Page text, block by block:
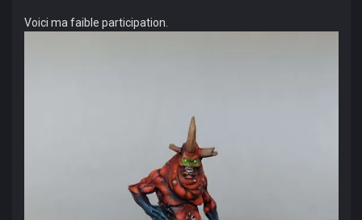
Voici ma faible participation.